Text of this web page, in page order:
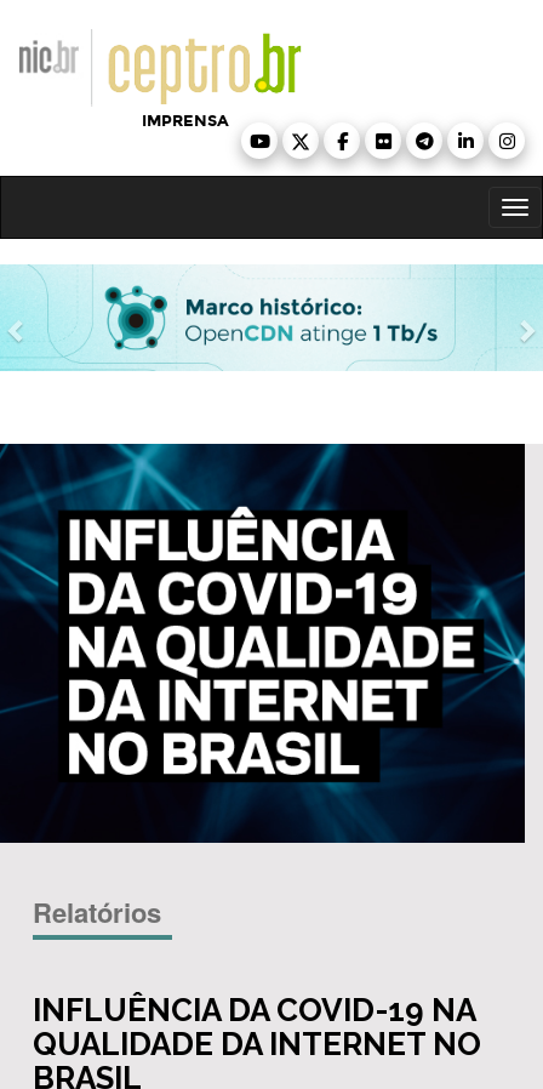
IMPRENSA
Relatórios
INFLUÊNCIA DA COVID-19 NA
QUALIDADE DA INTERNET NO
BRASIL